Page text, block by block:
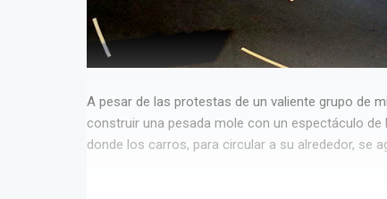
A pesar de las protestas de un valiente grupo de
construir una pesada mole con un espectáculo
donde los carros, para circular a su alrededor, se